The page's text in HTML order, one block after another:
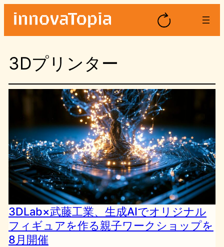
を
キ
プ
3Dプリンター
3DLab×武藤工業、生成AIでオリジナル
フィギュアを作る親子ワークショップを
8月開催